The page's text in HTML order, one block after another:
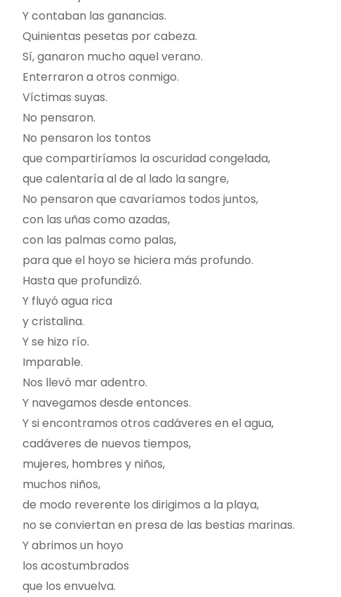
Y contaban las ganancias.
Quinientas pesetas por cabeza.
Sí, ganaron mucho aquel verano.
Enterraron a otros conmigo.
Víctimas suyas.
No pensaron.
No pensaron los tontos
que compartiríamos la oscuridad congelada,
que calentaría al de al lado la sangre,
No pensaron que cavaríamos todos juntos,
con las uñas como azadas,
con las palmas como palas,
para que el hoyo se hiciera más profundo.
Hasta que profundizó.
Y fluyó agua rica
y cristalina.
Y se hizo río.
Imparable.
Nos llevó mar adentro.
Y navegamos desde entonces.
Y si encontramos otros cadáveres en el agua,
cadáveres de nuevos tiempos,
mujeres, hombres y niños,
muchos niños,
de modo reverente los dirigimos a la playa,
no se conviertan en presa de las bestias marinas.
Y abrimos un hoyo
los acostumbrados
que los envuelva.